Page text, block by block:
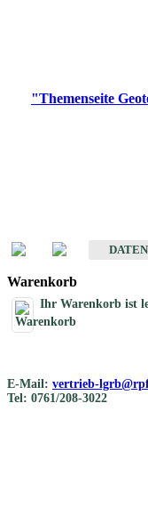
"Themenseite
DATEN
Warenkorb
Ihr Warenkorb ist
E-Mail: vertrieb-
Tel: 0761/208-3022